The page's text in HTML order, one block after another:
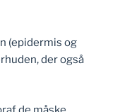
(epidermis og
der også